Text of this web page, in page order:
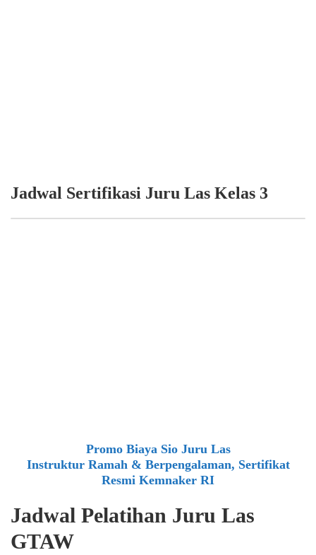
Jadwal Sertifikasi Juru Las Kelas 3
Promo Biaya Sio Juru Las
Instruktur Ramah & Berpengalaman, Sertifikat
Resmi Kemnaker RI
Jadwal Pelatihan Juru Las
GTAW